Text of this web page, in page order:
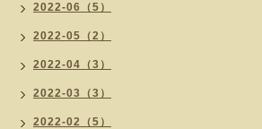
2022-06（5）
2022-05（2）
2022-04（3）
2022-03（3）
2022-02（5）